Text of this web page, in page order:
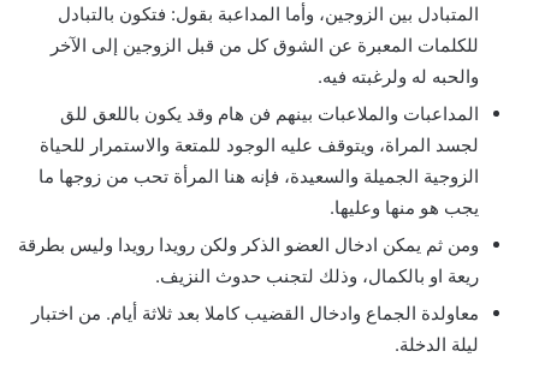
المتبادل بين الزوجين، وأما المداعبة بقول: فتكون بالتبادل
للكلمات المعبرة عن الشوق كل من قبل الزوجين إلى الآخر
والحبه له ولرغبته فيه.
المداعبات والملاعبات بينهم فن هام وقد يكون باللعق للق
لجسد المراة، ويتوقف عليه الوجود للمتعة والاستمرار للحياة
الزوجية الجميلة والسعيدة، فإنه هنا المرأة تحب من زوجها ما
يجب هو منها وعليها.
ومن ثم يمكن ادخال العضو الذكر ولكن رويدا رويدا وليس بطرقة
ريعة او بالكمال، وذلك لتجنب حدوث النزيف.
معاولدة الجماع وادخال القضيب كاملا بعد ثلاثة أيام. من اختبار
ليلة الدخلة.